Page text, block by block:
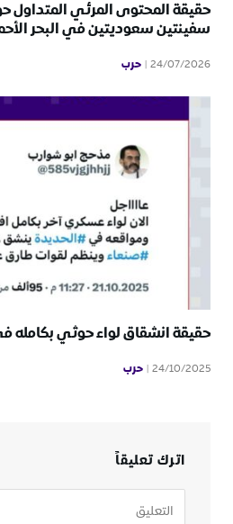
حقيقة المحتوى المرئي المتداول
سفينتين سعوديتين في البحر
24/07/2026 حرب
حقيقة انشقاق لواء حوثي بكامله
24/10/2025 حرب
اترك تعليقاً